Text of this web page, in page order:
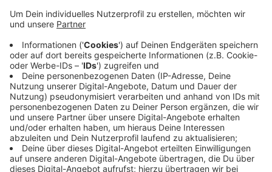
weiter die Bergung eines am Vormittag
umgekippten LKW im Kreuz Hilden. Auch die
Der LKW gilt zwar als Gefahrguttransporter.
Inzwischen ist aber klar, dass die Ladung Mittel zur
Kosmetik-Produktion sind. Die machen die
Fahrbahn zwar rutschig, sind aber ansonsten
weder giftig noch leicht brennbar. Feuerwehr und
Polizei gehen zur Zeit davon aus, dass die Bergung
bis 20 Uhr dauert.
Veröffentlicht:Dienstag, 18.08.2020 13:34